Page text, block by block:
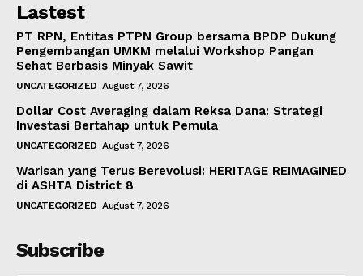
Lastest
PT RPN, Entitas PTPN Group bersama BPDP Dukung
Pengembangan UMKM melalui Workshop Pangan
Sehat Berbasis Minyak Sawit
UNCATEGORIZED August 7, 2026
Dollar Cost Averaging dalam Reksa Dana: Strategi
Investasi Bertahap untuk Pemula
UNCATEGORIZED August 7, 2026
Warisan yang Terus Berevolusi: HERITAGE REIMAGINED
di ASHTA District 8
UNCATEGORIZED August 7, 2026
Subscribe